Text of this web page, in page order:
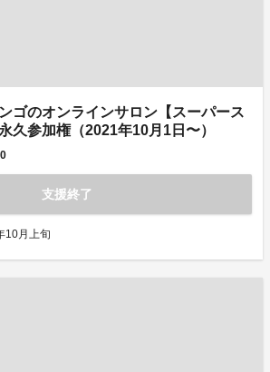
ゴのオンラインサロン【スーパース
久参加権（2021年10月1日〜）
0
支援終了
10月上旬